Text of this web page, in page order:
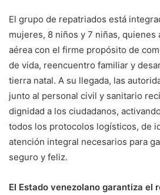
El grupo de repatriados está
mujeres, 8 niños y 7 niñas, quienes
aérea con el firme propósito de
de vida, reencuentro familiar y
tierra natal. A su llegada, las
junto al personal civil y sanitario
dignidad a los ciudadanos,
todos los protocolos logísticos, de
atención integral necesarios para
seguro y feliz.
El Estado venezolano garantiza el